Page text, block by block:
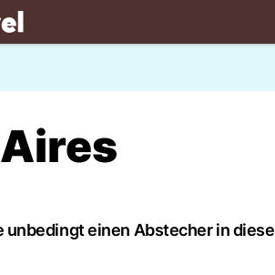
unbedingt einen Abstecher in